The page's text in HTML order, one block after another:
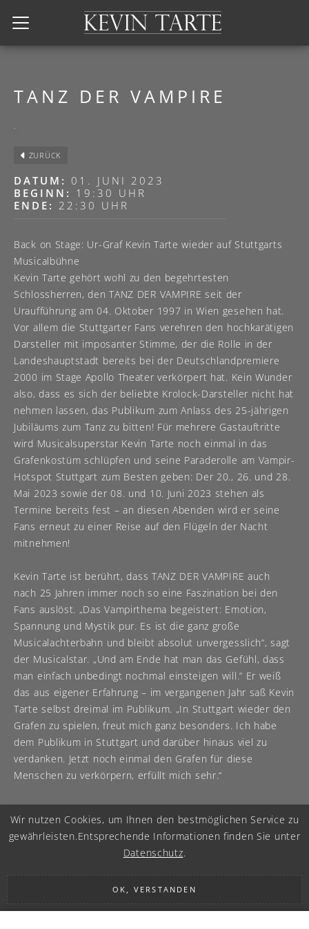
Kevin Tarte
TANZ DER VAMPIRE
ZURÜCK
DATUM: 01. JUNI 2023
BEGINN: 19:30 UHR
ENDE: 22:30 UHR
Back on Stage: Ur-Graf Kevin Tarte wieder auf Stuttgarts
Musicalbühne
Kevin Tarte gehört wohl zu den begehrtesten
Schlossherren, den TANZ DER VAMPIRE seit der
Uraufführung am 04. Oktober 1997 in Wien gesehen hat.
Vor allem die Stuttgarter Fans verehren den hochkarätigen
Darsteller mit imposanter Stimme, der die Rolle in der
Landeshauptstadt bereits bei der Deutschlandpremiere
2000 im Stage Apollo Theater verkörpert hat. Kein Wunder
also, dass es sich der beliebte Krolock-Darsteller nicht hat
nehmen lassen, das Publikum zum Anlass des 25-jährigen
Jubiläums zum Tanz zu bitten! Für mehrere Gastauftritte
wird Musicalsuperstar Kevin Tarte noch einmal in das
Grafenkostüm schlüpfen und seine Paraderolle am Vampir-
Hotspot Stuttgart zum Besten geben: Der 20., 26. und 28.
Mai 2023 sowie der 08. und 10. Juni 2023 stehen als
Termine bereits fest – an diesen Abenden wird er seine
Fans erneut zu einer Reise auf den Flügeln der Nacht
mitnehmen!
Kevin Tarte ist berührt, dass TANZ DER VAMPIRE auch
nach 25 Jahren immer noch so eine Faszination bei den
Fans auslöst. „Das Vampirthema begeistert: Emotion,
Spannung und Mystik pur. Es ist die ganz große
Musicalachterbahn und bleibt absolut unvergesslich“, sagt
der Musicalstar. „Und am Ende hat man das Gefühl, dass
man einfach unbedingt nochmal einsteigen will.“ Er weiß
das aus eigener Erfahrung – im vergangenen Jahr saß Kevin
Tarte selbst dreimal im Publikum. „In Stuttgart wieder den
Grafen zu spielen, freut mich ganz besonders. Ich habe
dem Publikum in Stuttgart und darüber hinaus viel zu
verdanken. Jetzt noch einmal den Grafen für diese
Menschen zu verkörpern, erfüllt mich sehr.“
Wir nutzen Cookies, um Ihnen den bestmöglichen Service zu
gewährleisten.Entsprechende Informationen finden Sie unter
Datenschutz.
OK, VERSTANDEN